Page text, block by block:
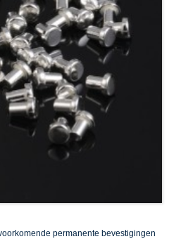
permanente bevestigingen